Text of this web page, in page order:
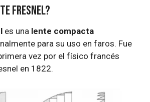
Fresnel?
es una lente compacta
para su uso en faros. Fue
vez por el físico francés
en 1822.